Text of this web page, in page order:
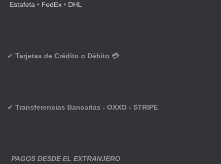
Estafeta • FedEx • DHL
✔ Tarjetas de Crédito o Débito 💳
✔ Transferencias Bancarias - OXXO - STRIPE
PAGOS DESDE EL EXTRANJERO